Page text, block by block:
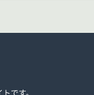
です。